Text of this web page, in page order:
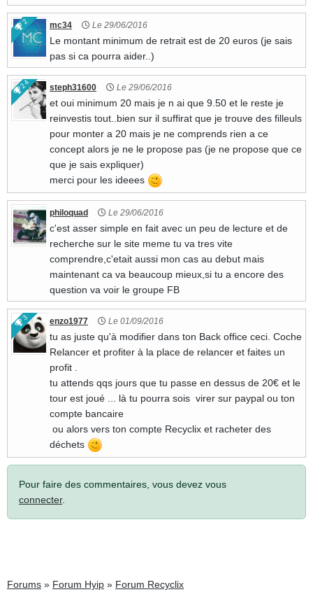
2 mc34 Le 29/06/2016
Le montant minimum de retrait est de 20 euros (je sais
pas si ca pourra aider..)
24 steph31600 Le 29/06/2016
et oui minimum 20 mais je n ai que 9.50 et le reste je
reinvestis tout..bien sur il suffirat que je trouve des filleuls
pour monter a 20 mais je ne comprends rien a ce
concept alors je ne le propose pas (je ne propose que ce
que je sais expliquer)
merci pour les ideees
philoquad Le 29/06/2016
c'est asser simple en fait avec un peu de lecture et de
recherche sur le site meme tu va tres vite
comprendre,c'etait aussi mon cas au debut mais
maintenant ca va beaucoup mieux,si tu a encore des
question va voir le groupe FB
3 enzo1977 Le 01/09/2016
tu as juste qu'à modifier dans ton Back office ceci. Coche
Relancer et profiter à la place de relancer et faites un
profit .
tu attends qqs jours que tu passe en dessus de 20€ et le
tour est joué ... là tu pourra sois virer sur paypal ou ton
compte bancaire
ou alors vers ton compte Recyclix et racheter des
déchets
Pour faire des commentaires, vous devez vous
connecter.
Forums » Forum Hyip » Forum Recyclix